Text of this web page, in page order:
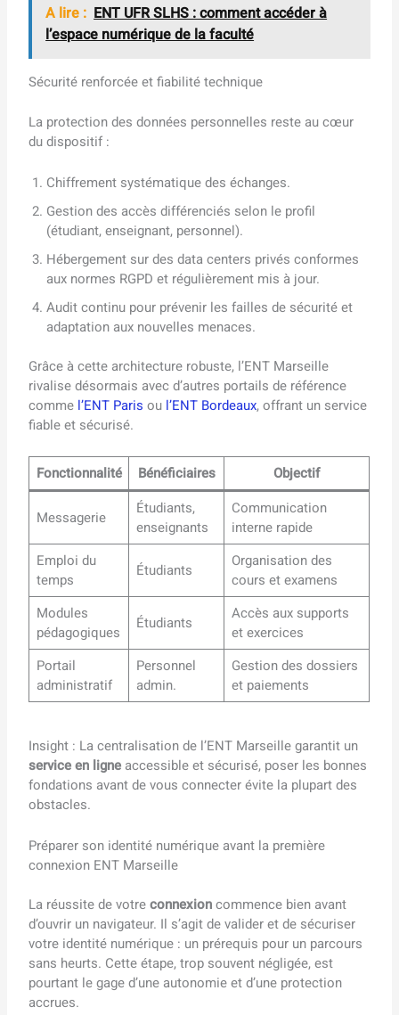
A lire : ENT UFR SLHS : comment accéder à
l’espace numérique de la faculté
Sécurité renforcée et fiabilité technique
La protection des données personnelles reste au cœur
du dispositif :
Chiffrement systématique des échanges.
Gestion des accès différenciés selon le profil
(étudiant, enseignant, personnel).
Hébergement sur des data centers privés conformes
aux normes RGPD et régulièrement mis à jour.
Audit continu pour prévenir les failles de sécurité et
adaptation aux nouvelles menaces.
Grâce à cette architecture robuste, l’ENT Marseille
rivalise désormais avec d’autres portails de référence
comme l’ENT Paris ou l’ENT Bordeaux, offrant un service
fiable et sécurisé.
Fonctionnalité Bénéficiaires Objectif
Messagerie
Étudiants,
enseignants
Communication
interne rapide
Emploi du
temps
Étudiants
Organisation des
cours et examens
Modules
pédagogiques
Étudiants
Accès aux supports
et exercices
Portail
administratif
Personnel
admin.
Gestion des dossiers
et paiements
Insight : La centralisation de l’ENT Marseille garantit un
service en ligne accessible et sécurisé, poser les bonnes
fondations avant de vous connecter évite la plupart des
obstacles.
Préparer son identité numérique avant la première
connexion ENT Marseille
La réussite de votreconnexioncommence bien avant
d’ouvrir un navigateur. Il s’agit de valider et de sécuriser
votre identité numérique : un prérequis pour un parcours
sans heurts. Cette étape, trop souvent négligée, est
pourtant le gage d’une autonomie et d’une protection
accrues.